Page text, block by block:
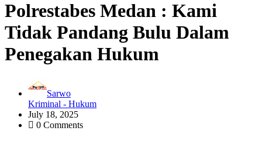
Polrestabes Medan : Kami
Tidak Pandang Bulu Dalam
Penegakan Hukum
Sarwo
Kriminal - Hukum
July 18, 2025
0 Comments